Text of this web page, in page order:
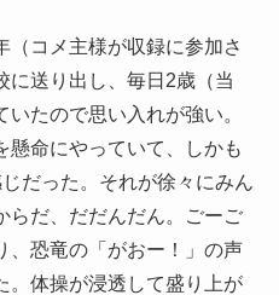
（コメ主様が収録に参加さ
に送り出し、毎日2歳（当
たので思い入れが強い。
懸命にやっていて、しかも
だった。それが徐々にみん
らだ、だだんだん。ごーご
、恐竜の「がおー！」の声
。体操が浸透して盛り上が